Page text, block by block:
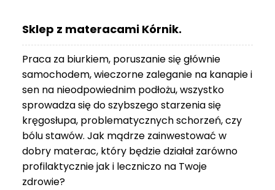
Sklep z materacami Kórnik.
Praca za biurkiem, poruszanie się głównie
samochodem, wieczorne zaleganie na kanapie i
sen na nieodpowiednim podłożu, wszystko
sprowadza się do szybszego starzenia się
kręgosłupa, problematycznych schorzeń, czy
bólu stawów. Jak mądrze zainwestować w
dobry materac, który będzie działał zarówno
profilaktycznie jak i leczniczo na Twoje
zdrowie?